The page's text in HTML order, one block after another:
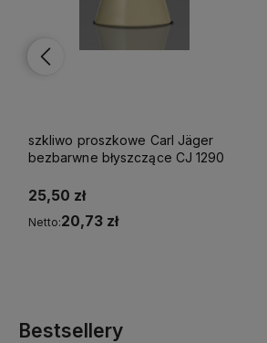
szkliwo proszkowe Carl Jäger
bezbarwne błyszczące CJ 1290
25,50 zł
Netto:20,73 zł
Bestsellery